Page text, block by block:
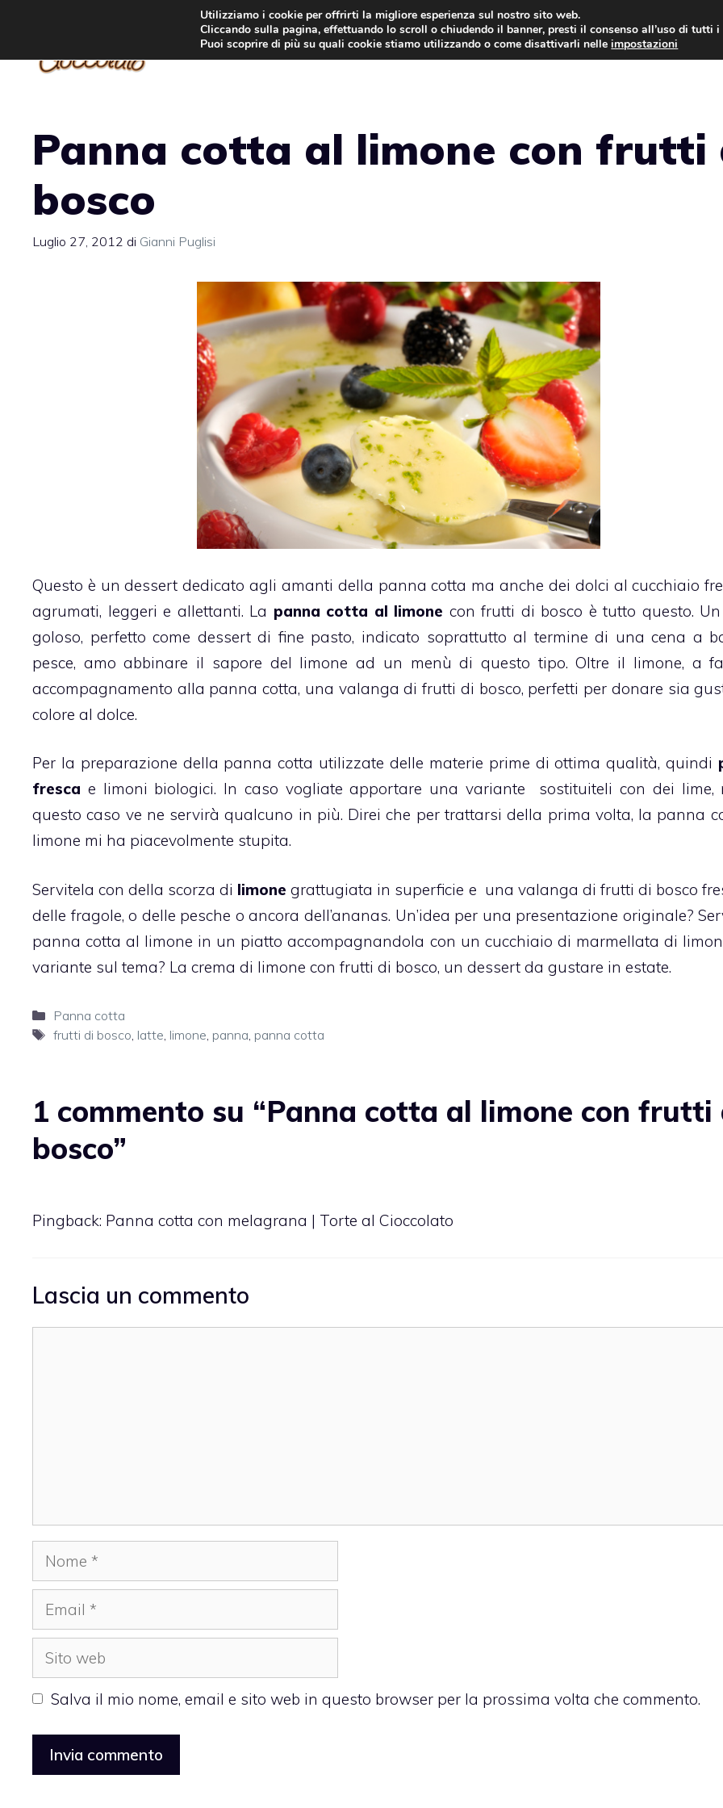
contenuto
TORTE AL CIOCCOLATO TORTE CLASSICHE
Panna cotta al limone con frutti
bosco
Luglio 27, 2012 di Gianni Puglisi
Questo è un dessert dedicato agli amanti della panna cotta ma anche dei dolci al cucchiaio
agrumati, leggeri e allettanti. La panna cotta al limone con frutti di bosco è tutto questo.
goloso, perfetto come dessert di fine pasto, indicato soprattutto al termine di una cena a
pesce, amo abbinare il sapore del limone ad un menù di questo tipo. Oltre il limone, a
accompagnamento alla panna cotta, una valanga di frutti di bosco, perfetti per donare sia
colore al dolce.
Per la preparazione della panna cotta utilizzate delle materie prime di ottima qualità, quindi
fresca e limoni biologici. In caso vogliate apportare una variante sostituiteli con dei lime,
questo caso ve ne servirà qualcuno in più. Direi che per trattarsi della prima volta, la panna
limone mi ha piacevolmente stupita.
Servitela con della scorza di limone grattugiata in superficie e una valanga di frutti di bosco
delle fragole, o delle pesche o ancora dell’ananas. Un’idea per una presentazione originale?
panna cottaal limone in un piatto accompagnandola con un cucchiaio di marmellata di
variante sul tema? La crema di limone con frutti di bosco, un dessert da gustare in estate.
Categorie
Panna cotta
Tag
frutti di bosco, latte, limone, panna, panna cotta
1 commento su “Panna cotta al limone con frutti
bosco”
Pingback: Panna cotta con melagrana | Torte al Cioccolato
Lascia un commento
Nome
Email
Sito
web
Salva il mio nome, email e sito web in questo browser per la prossima volta che commento.
Utilizziamo i cookie per offrirti la migliore esperienza sul nostro sito web.
Cliccando sulla pagina, effettuando lo scroll o chiudendo il banner, presti il consenso all’uso di tutti
Puoi scoprire di più su quali cookie stiamo utilizzando o come disattivarli nelleimpostazioni